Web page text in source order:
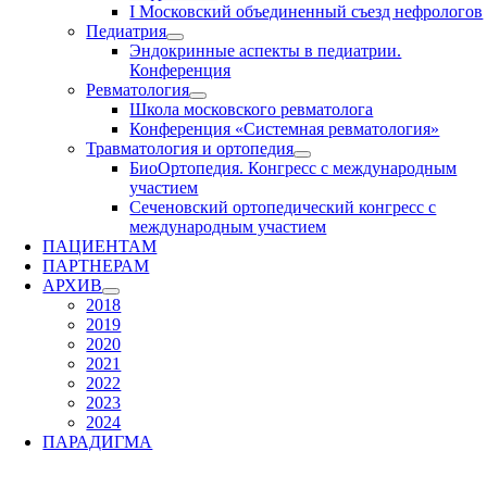
I Московский объединенный съезд нефрологов
Педиатрия
Эндокринные аспекты в педиатрии.
Конференция
Ревматология
Школа московского ревматолога
Конференция «Системная ревматология»
Травматология и ортопедия
БиоОртопедия. Конгресс с международным
участием
Сеченовский ортопедический конгресс с
международным участием
ПАЦИЕНТАМ
ПАРТНЕРАМ
АРХИВ
2018
2019
2020
2021
2022
2023
2024
ПАРАДИГМА